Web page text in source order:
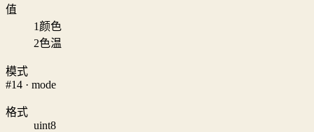
值
1 颜色
2色温
模式
#14 · mode
格式
uint8